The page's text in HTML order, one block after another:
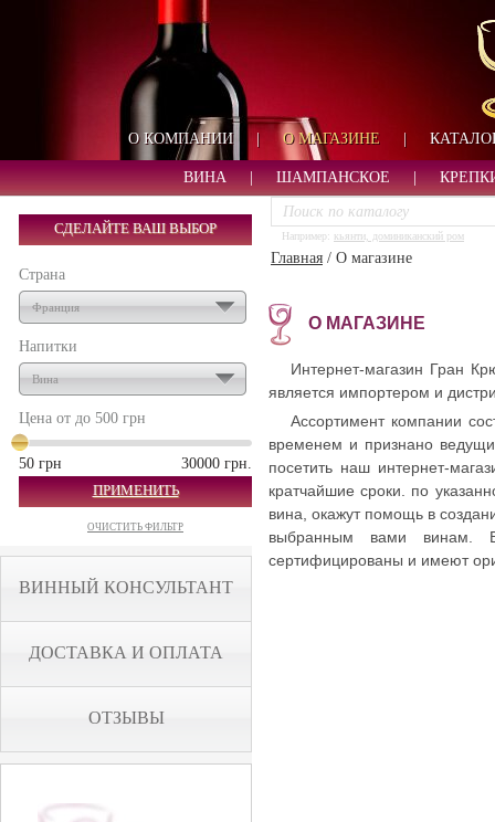
О КОМПАНИИ | О МАГАЗИНЕ |
ВИНА ШАМПАНСКОЕ
СДЕЛАЙТЕ ВАШ ВЫБОР
Страна
Франция
Напитки
Вина
Цена от до 500 грн
50 грн
30000 грн.
ПРИМЕНИТЬ
ОЧИСТИТЬ ФИЛЬТР
ВИННЫЙ КОНСУЛЬТАНТ
ДОСТАВКА И ОПЛАТА
ОТЗЫВЫ
Например: кьянти, доминиканский ром
Главная / О магазине
О МАГАЗИНЕ
Интернет-магазин Гран
является импортером и
Ассортимент компании
временем и признано
посетить наш интернет-
кратчайшие сроки. по
вина, окажут помощь в
выбранным вами винам.
сертифицированы и имеют